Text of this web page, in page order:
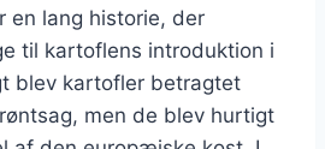
en lang historie, der
til kartoflens introduktion i
blev kartofler betragtet
men de blev hurtigt